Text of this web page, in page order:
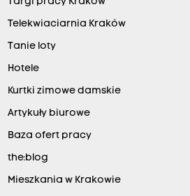
Telekwiaciarnia Kraków
Tanie loty
Hotele
Kurtki zimowe damskie
Artykuły biurowe
Baza ofert pracy
the:blog
Mieszkania w Krakowie